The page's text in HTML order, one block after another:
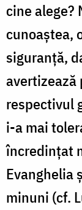
cine alege?
cunoaştea,
siguranţă,
avertizează
respectivul
i-a mai
încredinţat
Evanghelia
minuni (cf.